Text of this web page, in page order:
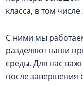
класса, в том
С ними мы
разделяют наши
среды. Для нас
после завершения